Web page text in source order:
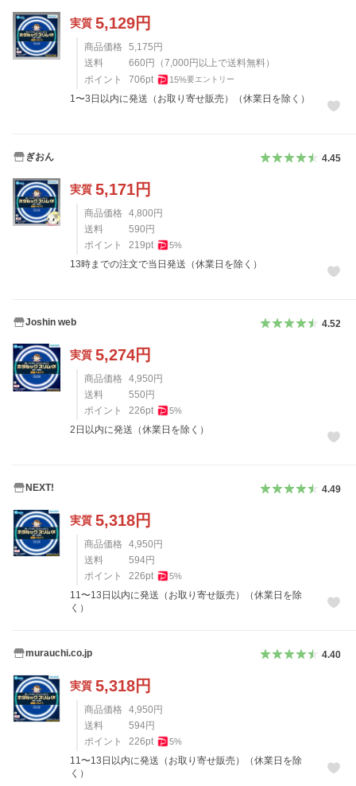
実質 5,129円
商品価格 5,175円
送料
660円 （7,000円以上で送料無料）
ポイント
706pt 15%要エントリー
1〜3日以内に発送（お取り寄せ販売）（休業日を除く）
ぎおん 4.45
実質 5,171円
商品価格 4,800円
送料
590円
ポイント
219pt 5%
13時までの注文で当日発送（休業日を除く）
Joshin web 4.52
実質 5,274円
商品価格 4,950円
送料
550円
ポイント
226pt 5%
2日以内に発送（休業日を除く）
NEXT! 4.49
実質 5,318円
商品価格 4,950円
送料
594円
ポイント
226pt 5%
11〜13日以内に発送（お取り寄せ販売）（休業日を除
く）
murauchi.co.jp 4.40
実質 5,318円
商品価格 4,950円
送料
594円
ポイント
226pt 5%
11〜13日以内に発送（お取り寄せ販売）（休業日を除
く）